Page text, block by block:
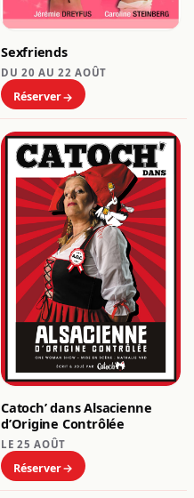
Sexfriends
DU 20 AU 22 AOÛT
Réserver
Catoch’ dans Alsacienne
d’Origine Contrôlée
LE 25 AOÛT
Réserver